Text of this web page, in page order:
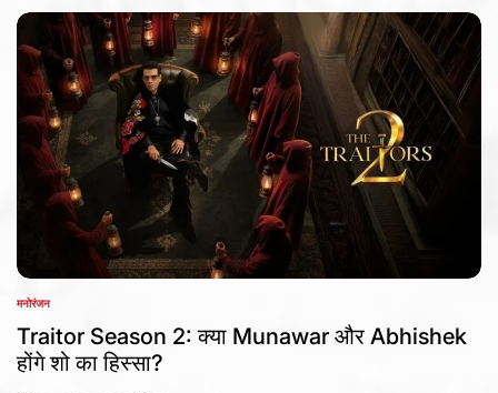
by
POSTED
IN
मनोरंजन
Traitor Season 2: क्या Munawar और Abhishek
होंगे शो का हिस्सा?